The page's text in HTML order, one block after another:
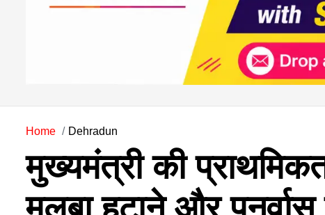
Home Dehradun
मुख्यमंत्री की